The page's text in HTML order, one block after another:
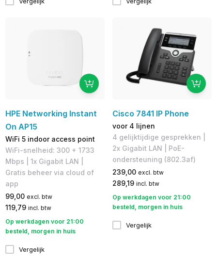
HPE Networking Instant
On AP15
WiFi 5 indoor access point
WiFi-snelheid: 300 + 1733
Mbps | 1x Gigabit LAN |
Gratis beheer via cloud of
app
99,00 excl. btw
119,79 incl. btw
Op werkdagen voor 21:00
besteld, morgen in huis
Vergelijk
Cisco 7841 IP Phone
voor 4 lijnen
4 gelijktijdige gesprekken |
2x Gigabit LAN | PoE-
ondersteuning (802.3af)
239,00 excl. btw
289,19 incl. btw
Op werkdagen voor 21:00
besteld, morgen in huis
Vergelijk